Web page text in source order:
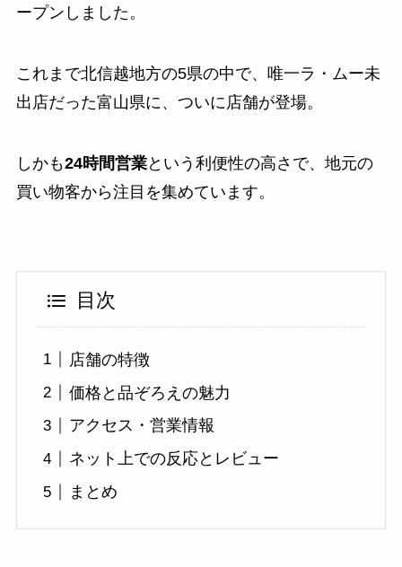
ープンしました。
これまで北信越地方の5県の中で、唯一ラ・ムー未
出店だった富山県に、ついに店舗が登場。
しかも24時間営業という利便性の高さで、地元の
買い物客から注目を集めています。
目次
店舗の特徴
価格と品ぞろえの魅力
アクセス・営業情報
ネット上での反応とレビュー
まとめ